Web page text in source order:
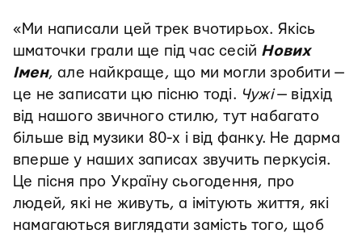
«Ми написали цей трек вчотирьох. Якісь
шматочки грали ще під час сесій Нових
Імен, але найкраще, що ми могли зробити —
це не записати цю пісню тоді. Чужі— відхід
від нашого звичного стилю, тут набагато
більше від музики 80-х і від фанку. Не дарма
вперше у наших записах звучить перкусія.
Це пісня про Україну сьогодення, про
людей, які не живуть, а імітують життя, які
намагаються виглядати замість того, щоб